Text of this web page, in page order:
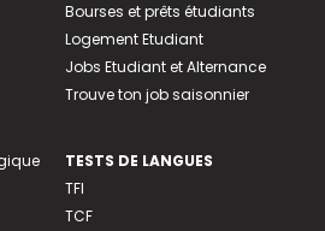
Bourses et prêts étudiants
Logement Etudiant
Jobs Etudiant et Alternance
Trouve ton job saisonnier
TESTS DE LANGUES
TFI
TCF